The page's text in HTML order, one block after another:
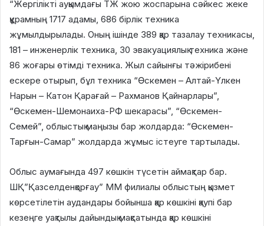
“Жергілікті ауқымдағы ТЖ жою жоспарына сәйкес жеке
құрамның 1717 адамы, 686 бірлік техника
жұмылдырылады. Оның ішінде 389 қар тазалау техникасы,
181 – инженерлік техника, 30 эвакуациялық техника және
86 жоғары өтімді техника. Жыл сайынғы тәжірибені
ескере отырып, бұл техника “Өскемен – Алтай-Үлкен
Нарын – Катон Қарағай – Рахманов Қайнарлары”,
“Өскемен-Шемонаиха-РФ шекарасы”, “Өскемен-
Семей”, облыстық маңызы бар жолдарда: “Өскемен-
Тарғын-Самар” жолдарда жұмыс істеуге тартылады.
Облыс аумағында 497 көшкін түсетін аймақтар бар.
ШҚ”Қазселденқорғау” ММ филиалы облыстың қызмет
көрсетілетін аудандары бойынша қар көшкіні қаупі бар
кезеңге уақтылы дайындық мақсатында қар көшкіні